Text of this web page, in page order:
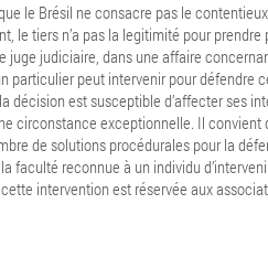
le Brésil ne consacre pas le
le tiers n’a pas la legitimité pour
juge judiciaire, dans une affaire
particulier peut intervenir pour défendre
décision est susceptible d’affecter ses
circonstance exceptionnelle. Il convient
de solutions procédurales pour la
faculté reconnue à un individu
intervention est réservée aux